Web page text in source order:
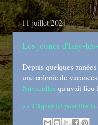
11 juillet 2024
Les jeunes d'Issy-
Depuis quelques
une colonie de
Navacellesqu'avait lieu
>> Cliquez ici pour lire la